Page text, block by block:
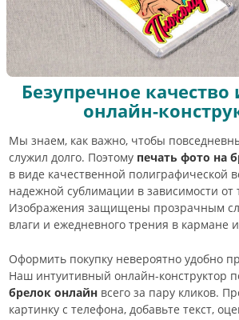
Безупречное
онлайн-
Мы знаем, как важно, чтобы
служил долго. Поэтому печать фото на
в виде качественной полиграфической
надежной сублимации в зависимости от
Изображения защищены прозрачным
влаги и ежедневного трения в кармане
Оформить покупку невероятно удобно
Наш интуитивный онлайн-конструктор
брелок онлайн всего за пару кликов.
картинку с телефона, добавьте текст,